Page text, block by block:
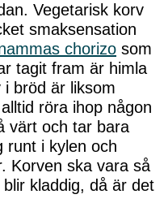
Vegetarisk korv
smaksensation
chorizo som
tagit fram är himla
bröd är liksom
röra ihop någon
värt och tar bara
runt i kylen och
Korven ska vara så
kladdig, då är det